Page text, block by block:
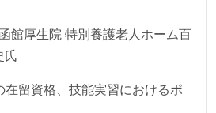
館厚生院 特別養護老人ホーム百
氏
在留資格、技能実習におけるポ